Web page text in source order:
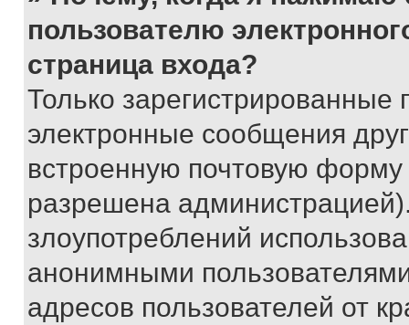
пользователю
страница входа?
Только зарегистрированные
электронные сообщения
встроенную почтовую
разрешена
злоупотреблений
анонимными
адресов пользователей от